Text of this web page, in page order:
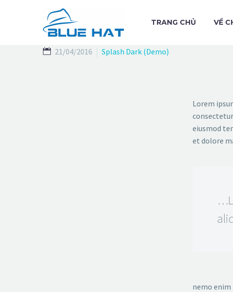
TRANG CHỦ VỀ
21/04/2016 Splash Dark (Demo)
Lorem
eiusmod
et dolore
nemo